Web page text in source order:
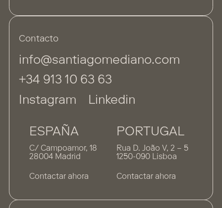
Contacto
info@santiagomediano.com
+34 913 10 63 63
Instagram
Linkedin
ESPAÑA
C/ Campoamor, 18
28004 Madrid
Contactar ahora
PORTUGAL
Rua D. João V, 2 – 5
1250-090 Lisboa
Contactar ahora